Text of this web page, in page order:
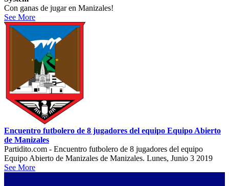
Con ganas de jugar en Manizales!
See More
Encuentro futbolero de 8 jugadores del equipo Equipo Abierto
de Manizales
Partidito.com - Encuentro futbolero de 8 jugadores del equipo
Equipo Abierto de Manizales de Manizales. Lunes, Junio 3 2019
See More